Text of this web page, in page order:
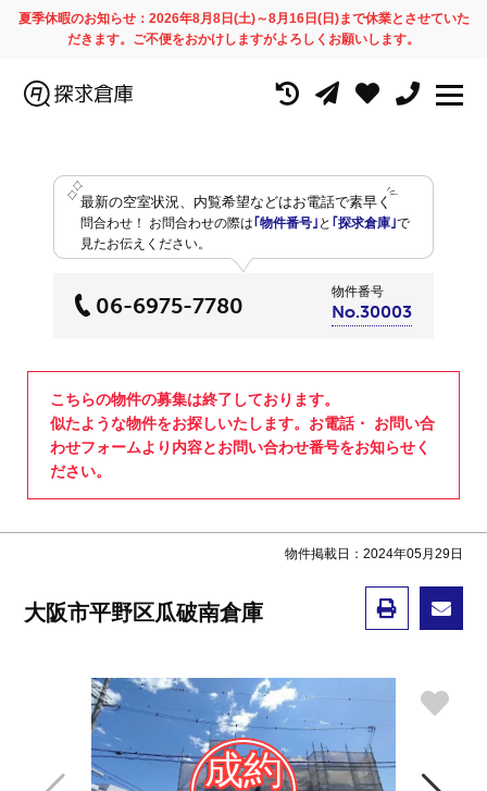
夏季休暇のお知らせ：2026年8月8日(土)～8月16日(日)まで休業とさせていた
だきます。ご不便をおかけしますがよろしくお願いします。
最新の空室状況、内覧希望などはお電話で素早く
問合わせ！ お問合わせの際は ｢物件番号｣ と ｢探求倉庫｣で
見たお伝えください。
06-6975-7780
物件番号
No.30003
こちらの物件の募集は終了しております。
似たような物件をお探しいたします。お電話・ お問い合
わせフォームより内容とお問い合わせ番号をお知らせく
ださい。
物件掲載日：2024年05月29日
大阪市平野区瓜破南倉庫